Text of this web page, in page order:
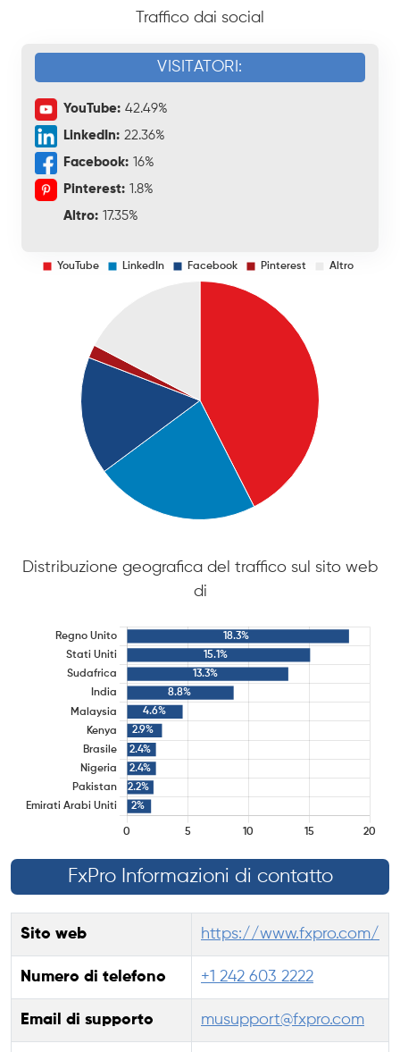
Traffico dai social
VISITATORI:
YouTube: 42.49%
LinkedIn: 22.36%
Facebook: 16%
Pinterest: 1.8%
Altro: 17.35%
Distribuzione geografica del traffico sul sito web
di
FxPro Informazioni di contatto
Sito web https://www.fxpro.com/
Numero di telefono +1 242 603 2222
Email di supporto musupport@fxpro.com